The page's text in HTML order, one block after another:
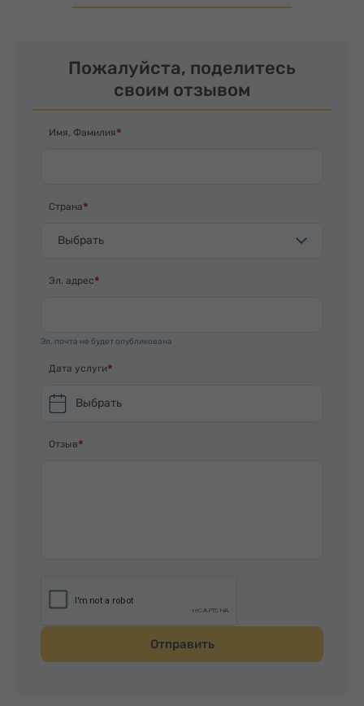
Пожалуйста, поделитесь
своим отзывом
Имя, Фамилия
Страна
Выбрать
Эл. адрес
Эл. почта не будет опубликована
Дата услуги
Выбрать
Отзыв
Отправить